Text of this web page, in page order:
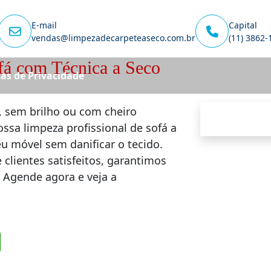
E-mail
vendas@limpezadecarpeteaseco.com.br
Capital
(11) 3862-
de Privacidade
com Técnica a Seco
brilho ou com cheiro
limpeza profissional de sofá a
móvel sem danificar o tecido.
clientes satisfeitos, garantimos
agora e veja a